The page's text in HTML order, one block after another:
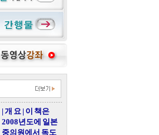
| 개 요 | 이 책은
2008년도에 일본
중의원에서 독도